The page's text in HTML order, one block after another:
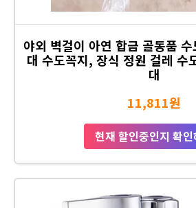
야외 벽걸이 아연 합금 골동품
대 수도꼭지, 장식 정원 걸레 수
대
11,811원
현재 할인중인지 확인